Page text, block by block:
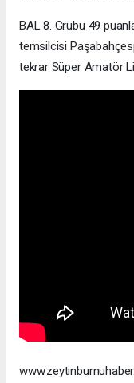
BAL 8. Grubu 49
temsilcisi
tekrar Süper Amatör